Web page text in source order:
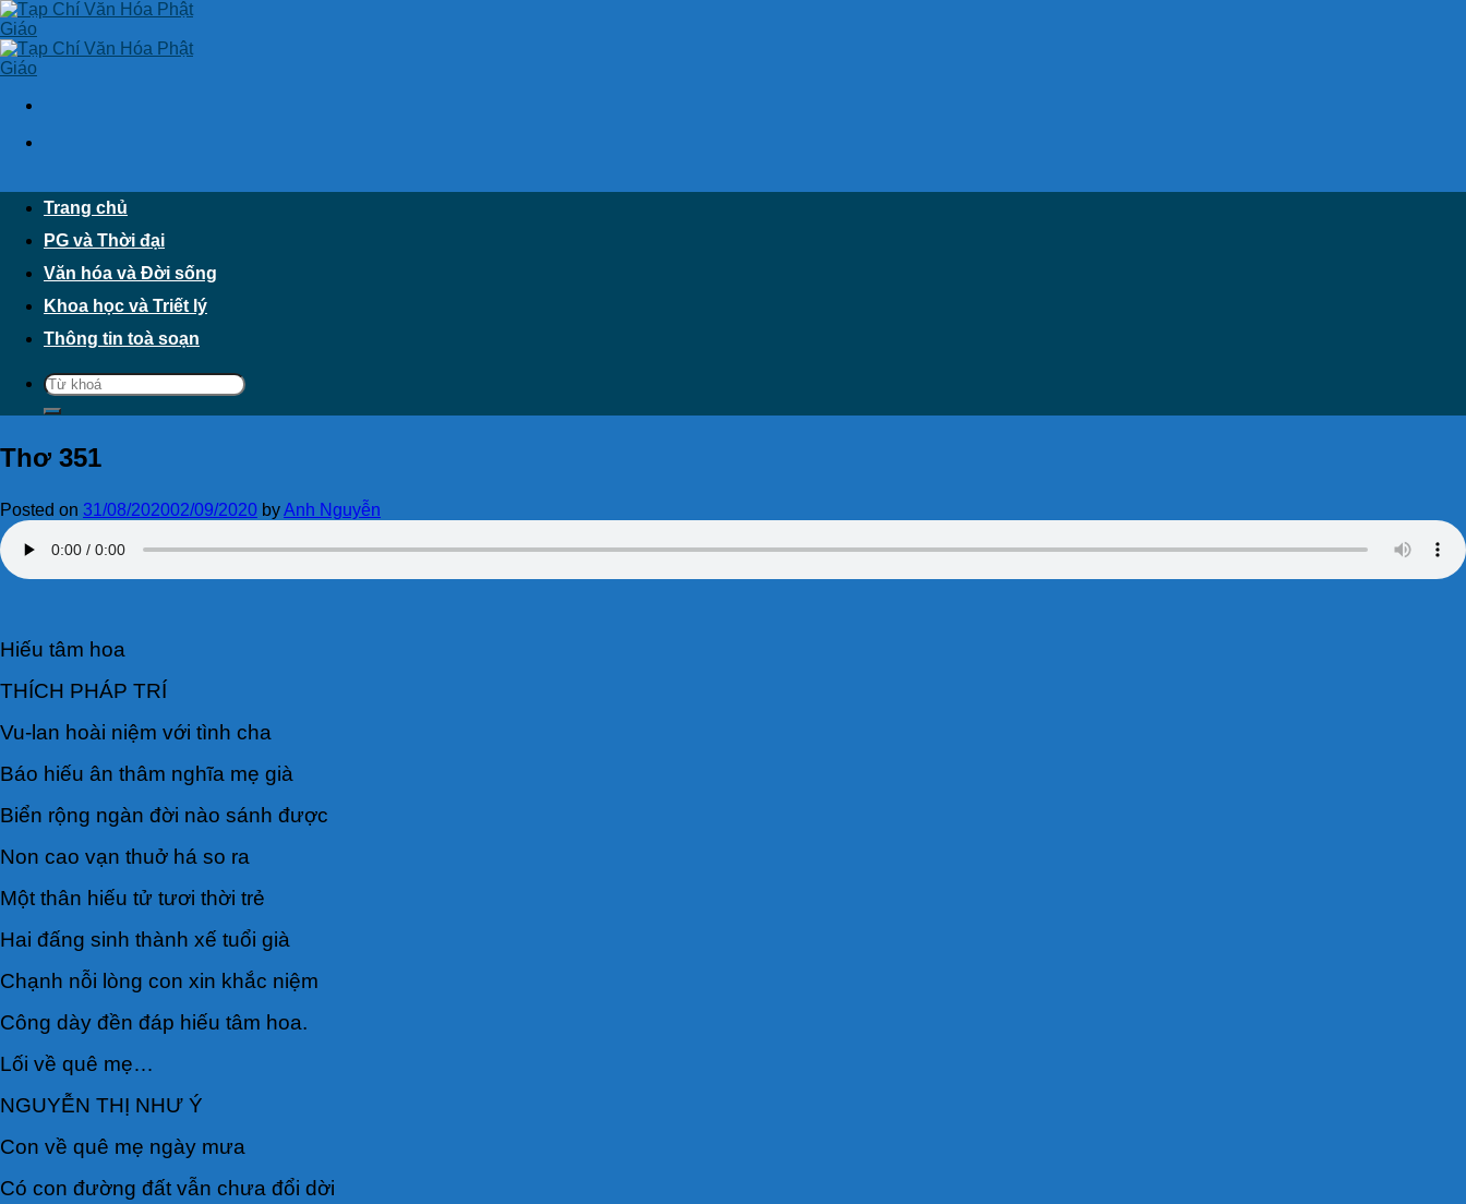
Skip
to
content
Trang chủ
PG và Thời đại
Văn hóa và Đời sống
Khoa học và Triết lý
Thông tin toà soạn
Thơ 351
Posted on 31/08/202002/09/2020 byAnh Nguyễn
Hiếu tâm hoa
THÍCH PHÁP TRÍ
Vu-lan hoài niệm với tình cha
Báo hiếu ân thâm nghĩa mẹ già
Biển rộng ngàn đời nào sánh được
Non cao vạn thuở há so ra
Một thân hiếu tử tươi thời trẻ
Hai đấng sinh thành xế tuổi già
Chạnh nỗi lòng con xin khắc niệm
Công dày đền đáp hiếu tâm hoa.
Lối về quê mẹ…
NGUYỄN THỊ NHƯ Ý
Con về quê mẹ ngày mưa
Có con đường đất vẫn chưa đổi dời